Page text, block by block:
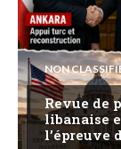
NON
Revue de
libanaise
l’épreuve